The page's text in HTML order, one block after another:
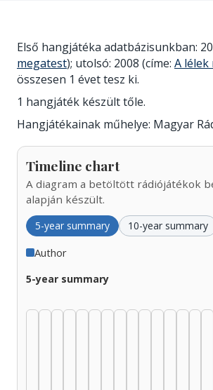
Első hangjátéka adatbázisunkban:
megatest); utolsó: 2008 (címe: A lélek
összesen 1 évet tesz ki.
1 hangjáték készült tőle.
Hangjátékainak műhelye: Magyar
Timeline chart
A diagram a betöltött rádiójátékok
alapján készült.
5-year summary 10-year summary
Author
5-year summary